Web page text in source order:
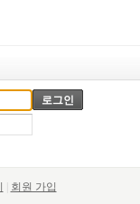
회원 가입